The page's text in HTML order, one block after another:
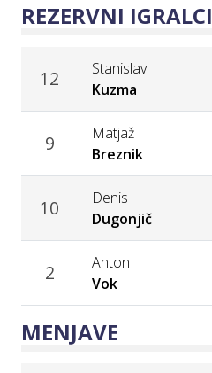
REZERVNI IGRALCI
12
Stanislav
Kuzma
9
Matjaž
Breznik
10
Denis
Dugonjič
2
Anton
Vok
MENJAVE